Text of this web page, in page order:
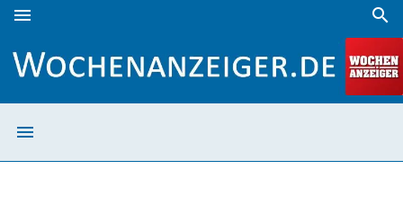
menu search
menu